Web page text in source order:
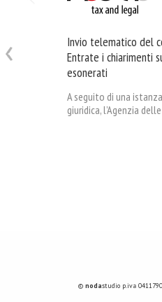
Invio telematico del
Entrate i chiarimenti
esonerati
A seguito di una
giuridica, l’Agenzia
© nodastudio p.iva